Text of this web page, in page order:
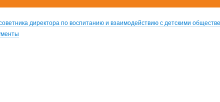
директора по воспитанию и взаимодействию с детскими